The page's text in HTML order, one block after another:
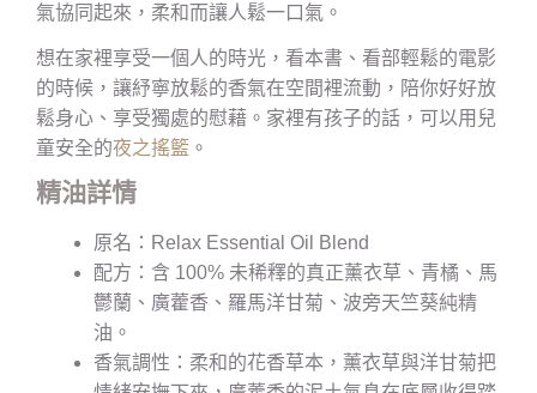
氣協同起來，柔和而讓人鬆一口氣。
想在家裡享受一個人的時光，看本書、看部輕鬆的電影
的時候，讓紓寧放鬆的香氣在空間裡流動，陪你好好放
鬆身心、享受獨處的慰藉。家裡有孩子的話，可以用兒
童安全的夜之搖籃 。
精油詳情
原名：Relax Essential Oil Blend
配方：含 100% 未稀釋的真正薰衣草、青橘、馬
鬱蘭、廣藿香、羅馬洋甘菊、波旁天竺葵純精
油。
香氣調性：柔和的花香草本，薰衣草與洋甘菊把